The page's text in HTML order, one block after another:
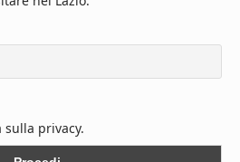
privacy.